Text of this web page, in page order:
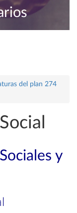
del plan 274
y